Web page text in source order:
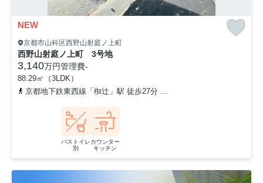
NEW
京都市山科区西野山射庭ノ上町
西野山射庭ノ上町 3号地
3,140万円管理費-
88.29㎡（3LDK）
京都地下鉄東西線「椥辻」駅 徒歩27分
バストイレ
別
カウンター
キッチン